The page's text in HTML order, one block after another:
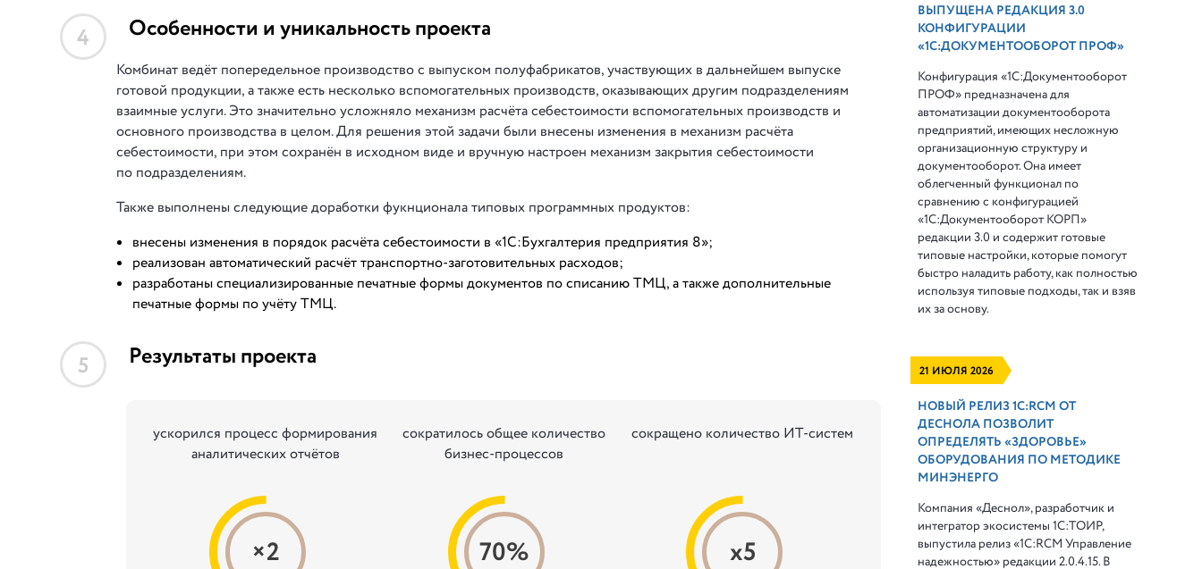
4 Особенности и уникальность проекта
Комбинат ведёт попередельное производство с выпуском полуфабрикатов, участвующих в дальнейшем выпуске
готовой продукции, а также есть несколько вспомогательных производств, оказывающих другим подразделениям
взаимные услуги. Это значительно усложняло механизм расчёта себестоимости вспомогательных производств и
основного производства в целом. Для решения этой задачи были внесены изменения в механизм расчёта
себестоимости, при этом сохранён в исходном виде и вручную настроен механизм закрытия себестоимости
по подразделениям.
Также выполнены следующие доработки фукнционала типовых программных продуктов:
внесены изменения в порядок расчёта себестоимости в «1С:Бухгалтерия предприятия 8»;
реализован автоматический расчёт транспортно-заготовительных расходов;
разработаны специализированные печатные формы документов по списанию ТМЦ, а также дополнительные
печатные формы по учёту ТМЦ.
5 Результаты проекта
ускорился процесс формирования
аналитических отчётов
×2
сократилось общее количество
бизнес-процессов
70%
сокращено количество ИТ-систем
x5
ВЫПУЩЕНА РЕДАКЦИЯ 3.0
КОНФИГУРАЦИИ
«1С:ДОКУМЕНТООБОРОТ ПРОФ»
Конфигурация «1С:Документооборот
ПРОФ» предназначена для
автоматизации документооборота
предприятий, имеющих несложную
организационную структуру и
документооборот. Она имеет
облегченный функционал по
сравнению с конфигурацией
«1С:Документооборот КОРП»
редакции 3.0 и содержит готовые
типовые настройки, которые помогут
быстро наладить работу, как полностью
используя типовые подходы, так и взяв
их за основу.
21 ИЮЛЯ 2026
НОВЫЙ РЕЛИЗ 1С:RCM ОТ
ДЕСНОЛА ПОЗВОЛИТ
ОПРЕДЕЛЯТЬ «ЗДОРОВЬЕ»
ОБОРУДОВАНИЯ ПО МЕТОДИКЕ
МИНЭНЕРГО
Компания «Деснол», разработчик и
интегратор экосистемы 1С:ТОИР,
выпустила релиз «1С:RCM Управление
надежностью» редакции 2.0.4.15. В